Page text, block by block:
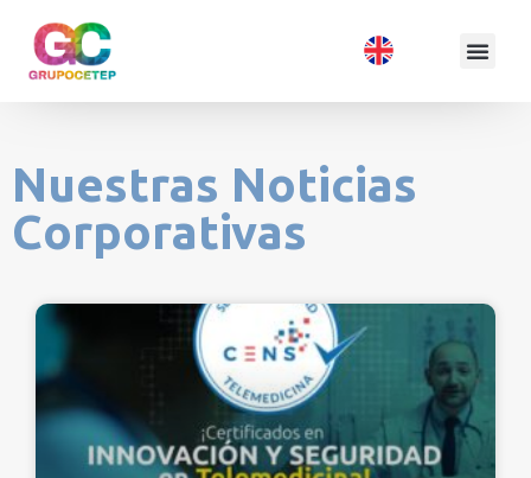
Nuestras Noticias
Corporativas